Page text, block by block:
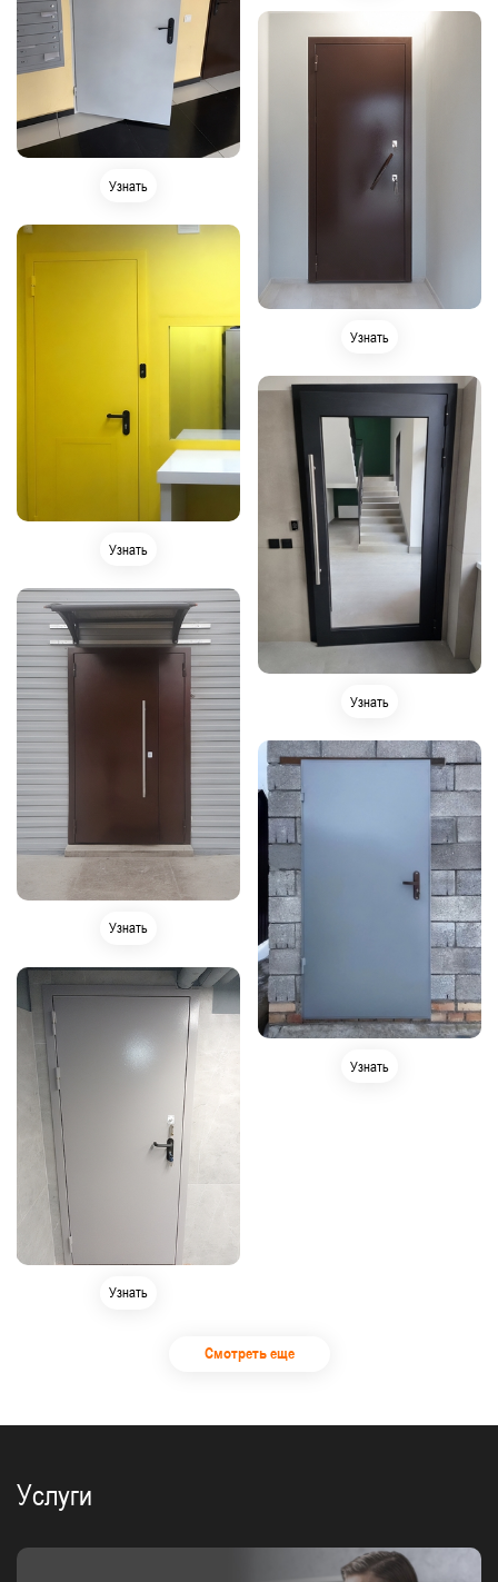
Узнать
Узнать
Узнать
Узнать
Узнать
Узнать
Узнать
Смотреть еще
Услуги